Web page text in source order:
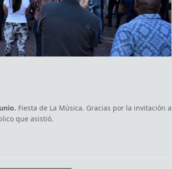
Fiesta de La Música. Gracias por la invitación a
que asistió.